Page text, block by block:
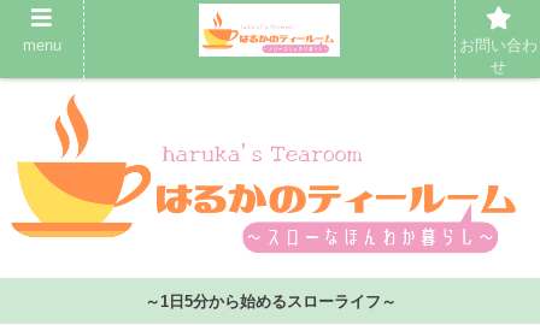
～1日5分から始めるスローライフ～
menu
お問い合わ
せ